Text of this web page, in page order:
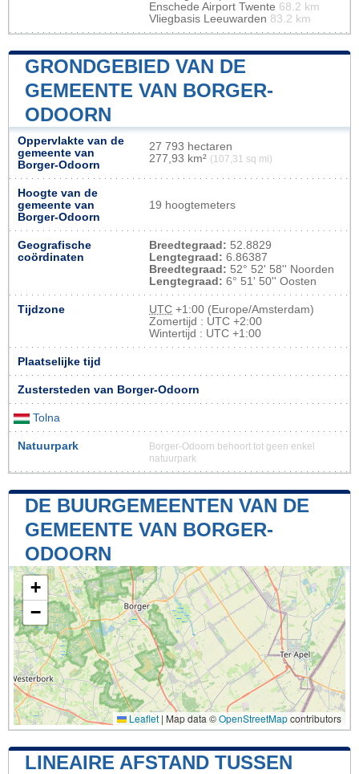
Enschede Airport Twente 68.2 km
Vliegbasis Leeuwarden 83.2 km
GRONDGEBIED VAN DE
GEMEENTE VAN BORGER-
ODOORN
Oppervlakte van de
gemeente van
Borger-Odoorn
27 793 hectaren
277,93 km² (107,31 sq mi)
Hoogte van de
gemeente van
Borger-Odoorn
19 hoogtemeters
Geografische
coördinaten
Breedtegraad: 52.8829
Lengtegraad: 6.86387
Breedtegraad: 52° 52' 58'' Noorden
Lengtegraad: 6° 51' 50'' Oosten
Tijdzone UTC +1:00 (Europe/Amsterdam)
Zomertijd : UTC +2:00
Wintertijd : UTC +1:00
Plaatselijke tijd
Zustersteden van Borger-Odoorn
Tolna
Natuurpark
Borger-Odoorn behoort tot geen enkel
natuurpark
DE BUURGEMEENTEN VAN DE
GEMEENTE VAN BORGER-
ODOORN
+
−
Leaflet | Map data ©OpenStreetMapcontributors
LINEAIRE AFSTAND TUSSEN